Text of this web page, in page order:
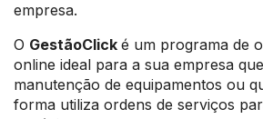
empresa.
O GestãoClick é um programa de
online ideal para a sua empresa
manutenção de equipamentos ou
forma utiliza ordens de serviços